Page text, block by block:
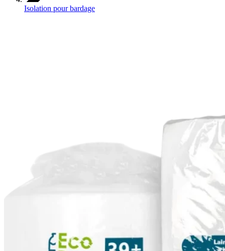
Isolation pour bardage